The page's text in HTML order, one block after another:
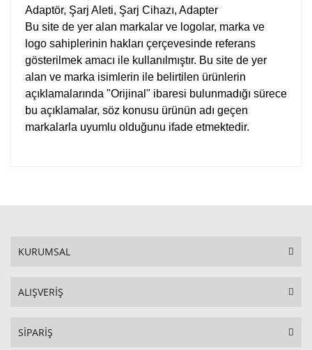
Adaptör, Şarj Aleti, Şarj Cihazı, Adapter
Bu site de yer alan markalar ve logolar, marka ve
logo sahiplerinin hakları çerçevesinde referans
gösterilmek amacı ile kullanılmıştır. Bu site de yer
alan ve marka isimlerin ile belirtilen ürünlerin
açıklamalarında "Orijinal" ibaresi bulunmadığı sürece
bu açıklamalar, söz konusu ürünün adı geçen
markalarla uyumlu olduğunu ifade etmektedir.
KURUMSAL
ALIŞVERİŞ
SİPARİŞ